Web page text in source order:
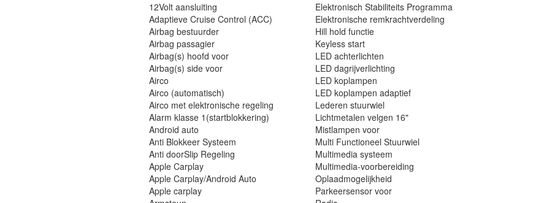
12Volt aansluiting
Adaptieve Cruise Control (ACC)
Airbag bestuurder
Airbag passagier
Airbag(s) hoofd voor
Airbag(s) side voor
Airco
Airco (automatisch)
Airco met elektronische regeling
Alarm klasse 1(startblokkering)
Android auto
Anti Blokkeer Systeem
Anti doorSlip Regeling
Apple Carplay
Apple Carplay/Android Auto
Apple carplay
Elektronisch Stabiliteits Programma
Elektronische remkrachtverdeling
Hill hold functie
Keyless start
LED achterlichten
LED dagrijverlichting
LED koplampen
LED koplampen adaptief
Lederen stuurwiel
Lichtmetalen velgen 16"
Mistlampen voor
Multi Functioneel Stuurwiel
Multimedia systeem
Multimedia-voorbereiding
Oplaadmogelijkheid
Parkeersensor voor